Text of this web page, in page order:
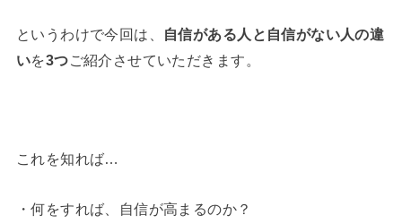
というわけで今回は、
自信がある人と自信がない人の違
いを3つ ご紹介させていただきます。
これを知れば…
・何をすれば、自信が高まるのか？